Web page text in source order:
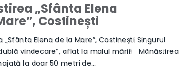
„Sfânta Elena
Costinești
„Sfânta Elena de la Mare”, Costinești Singurul
vindecare”, aflat la malul mării! Mânăstirea
la doar 50 metri de…